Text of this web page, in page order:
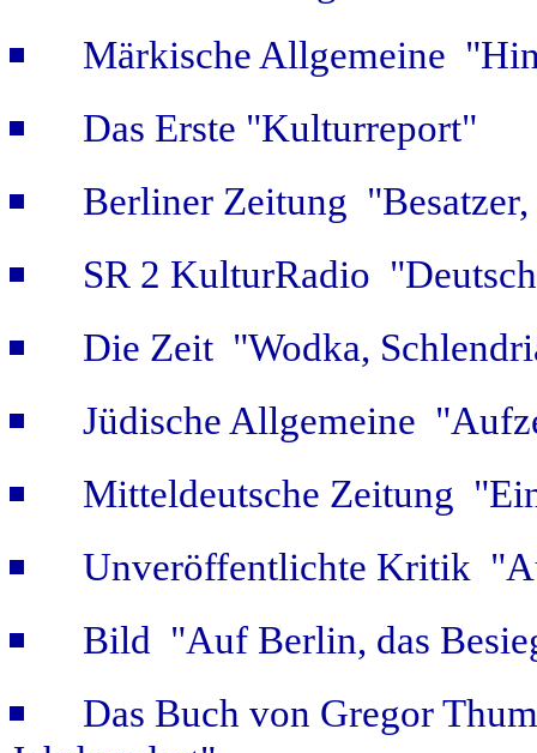
Märkische Allgemeine
Das Erste "Kulturreport"
Berliner Zeitung
SR 2 KulturRadio
Die Zeit "Wodka,
Jüdische Allgemeine
Mitteldeutsche Zeitung
Unveröffentlichte Kritik
Bild "Auf Berlin, das
Das Buch von Gregor